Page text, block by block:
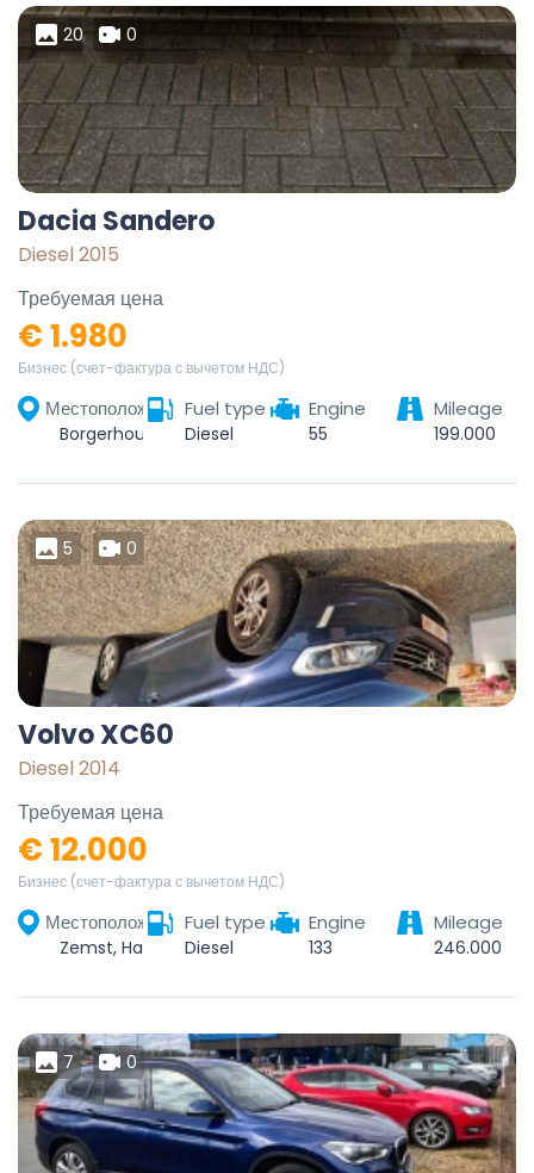
20 0
Dacia Sandero
Diesel 2015
Требуемая цена
€ 1.980
Бизнес (счет-фактура с вычетом НДС)
МестоположениеFuel type
Diesel
Engine
55
Mileage
199.000
5 0
Volvo XC60
Diesel 2014
Требуемая цена
€ 12.000
Бизнес (счет-фактура с вычетом НДС)
МестоположениеFuel type
Diesel
Engine
133
Mileage
246.000
7 0